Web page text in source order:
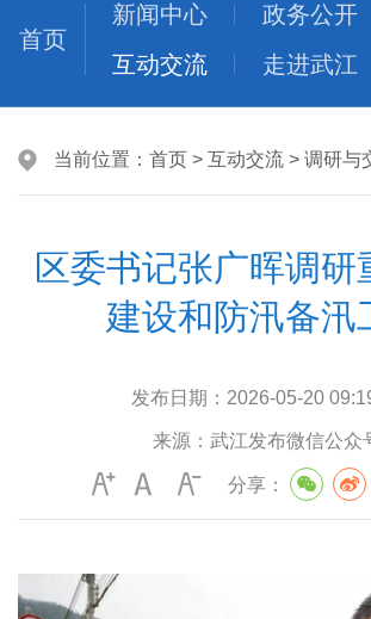
首页
新闻中心 政务公开
互动交流
走进武江
当前位置： 首页 > 互动交流 > 调研与
区委书记张广晖调研
建设和防汛备汛
发布日期： 2026-05-20
来源： 武江发布微信公众
分享：